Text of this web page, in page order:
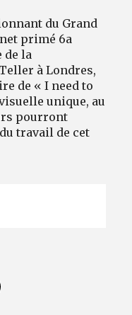
du Grand
primé 6a
de la
à Londres,
de « I need to
unique, au
pourront
travail de cet
cet article sur
cet article sur